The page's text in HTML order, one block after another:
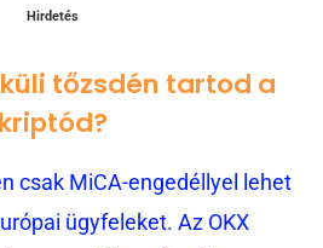
Hirdetés
tőzsdén tartod a
kriptód?
csak MiCA-engedéllyel lehet
ügyfeleket. Az OKX